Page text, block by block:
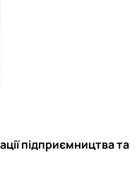
підприємництва та